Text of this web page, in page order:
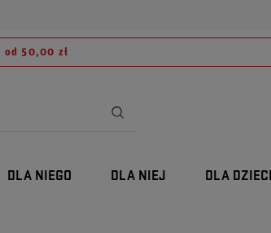
od 50,00 zł
DLA NIEGO DLA NIEJ DLA DZIECI